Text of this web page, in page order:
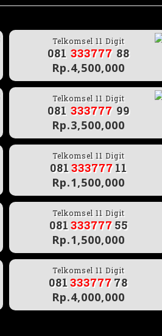
Telkomsel 11 Digit
081 333777 88
Rp.4,500,000
Telkomsel 11 Digit
081 333777 99
Rp.3,500,000
Telkomsel 11 Digit
081 33377711
Rp.1,500,000
Telkomsel 11 Digit
081 33377755
Rp.1,500,000
Telkomsel 11 Digit
081 33377778
Rp.4,000,000